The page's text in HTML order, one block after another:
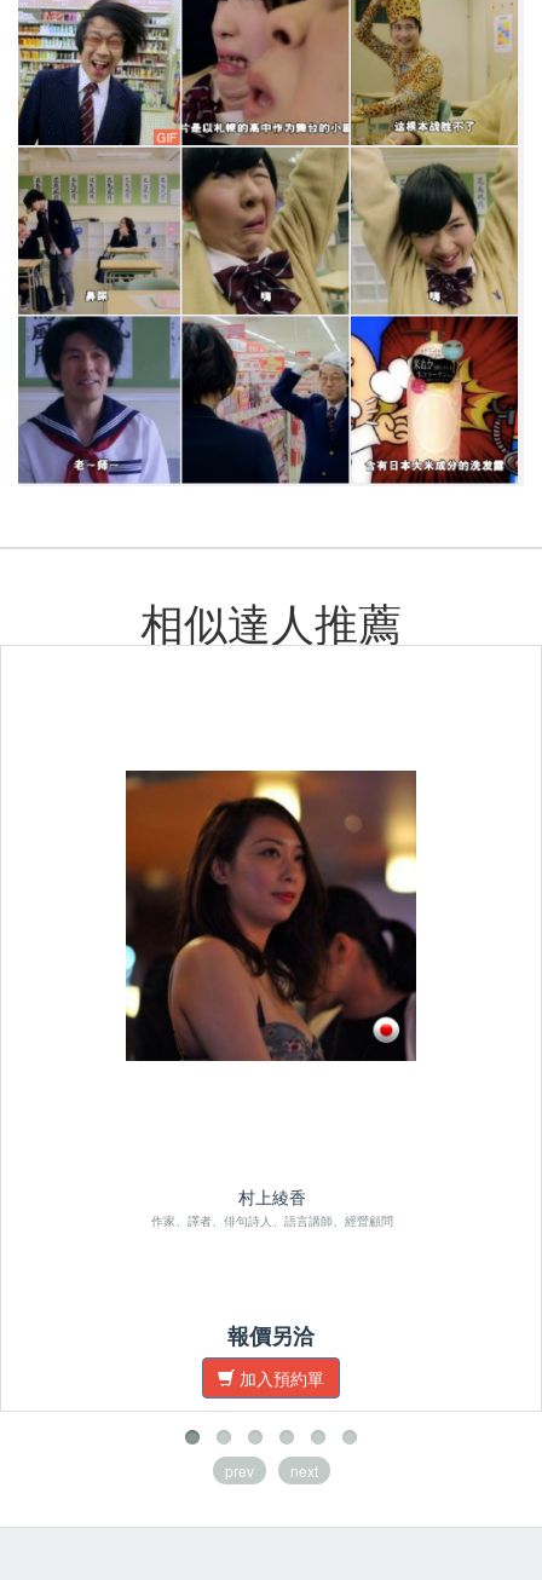
相似達人推薦
村上綾香
作家、譯者、俳句詩人、語言講師、經營顧問
報價另洽
加入預約單
prev next